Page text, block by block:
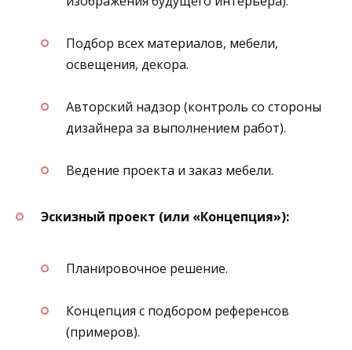
Подбор всех материалов, мебели,
освещения, декора.
Авторский надзор (контроль со стороны
дизайнера за выполнением работ).
Ведение проекта и заказ мебели.
Эскизный проект (или «Концепция»):
Планировочное решение.
Концепция с подбором референсов
(примеров).